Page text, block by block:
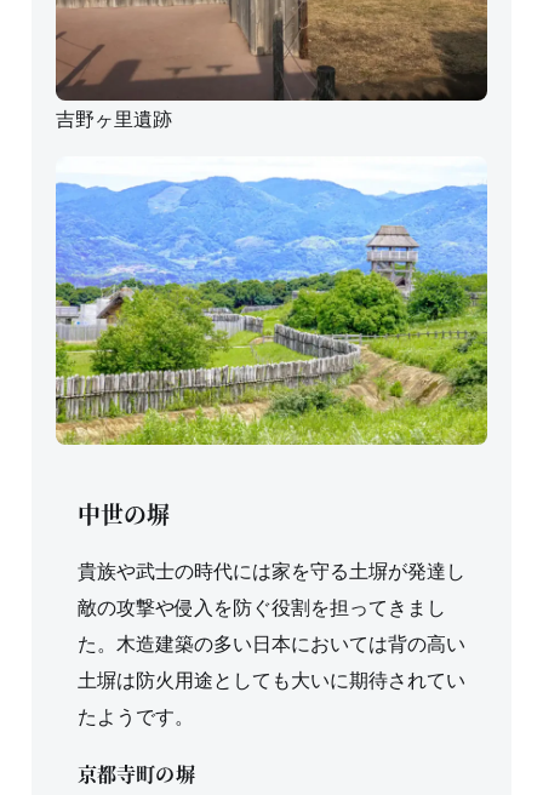
吉野ヶ里遺跡
中世の塀
貴族や武士の時代には家を守る土塀が発達し
敵の攻撃や侵入を防ぐ役割を担ってきまし
た。木造建築の多い日本においては背の高い
土塀は防火用途としても大いに期待されてい
たようです。
京都寺町の塀